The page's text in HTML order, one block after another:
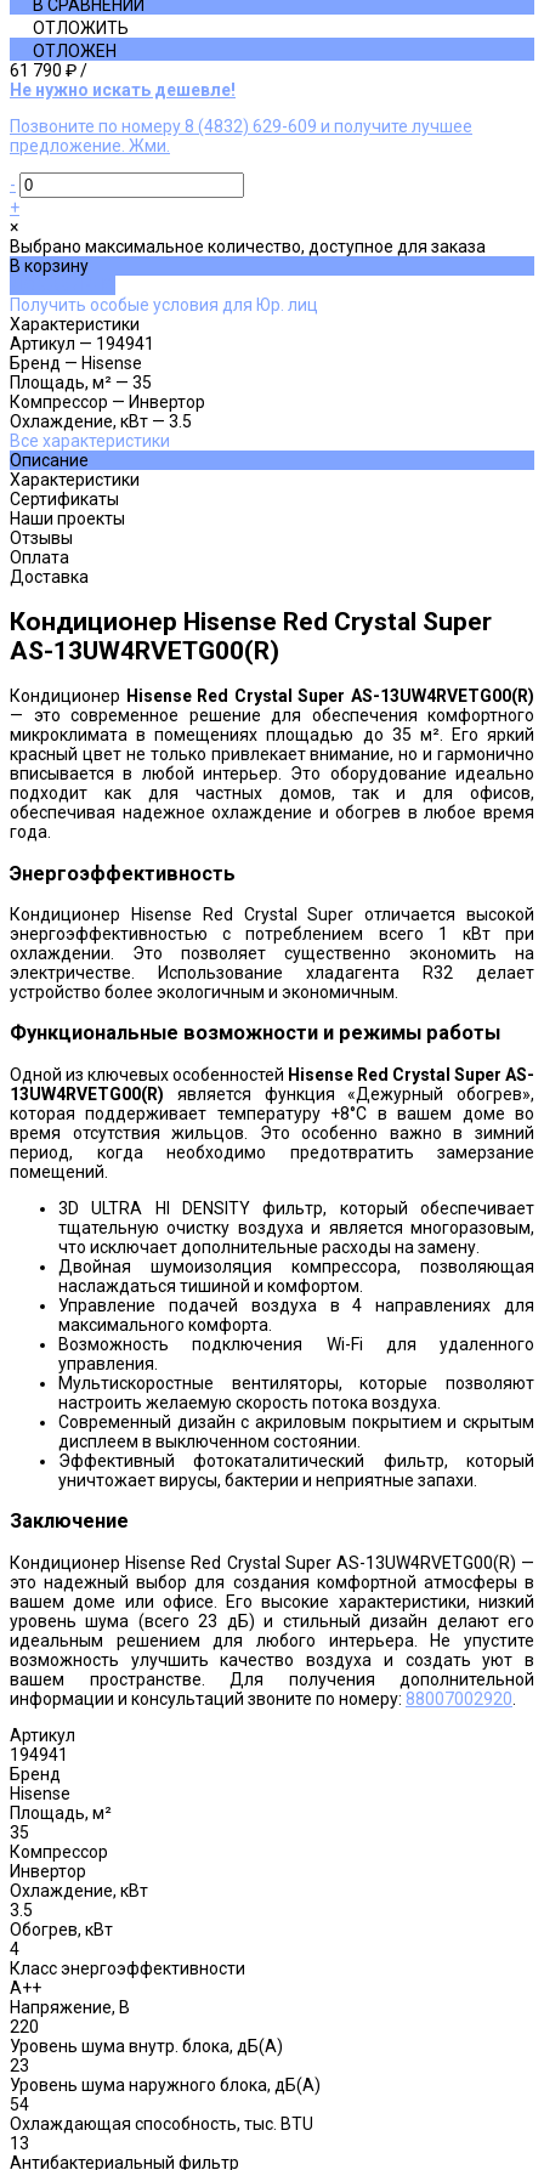
В СРАВНЕНИИ
ОТЛОЖИТЬ
ОТЛОЖЕН
61 790 ₽/
Не нужно искать дешевле!
Позвоните по номеру 8 (4832) 629-609 и получите лучшее
предложение. Жми.
-
+
×
Выбрано максимальное количество, доступное для заказа
В корзину
Получить особые условия для Юр. лиц
Характеристики
Артикул — 194941
Бренд — Hisense
Площадь, м² — 35
Компрессор — Инвертор
Охлаждение, кВт — 3.5
Все характеристики
Описание
Характеристики
Сертификаты
Наши проекты
Отзывы
Оплата
Доставка
Кондиционер Hisense Red Crystal Super
AS-13UW4RVETG00(R)
Кондиционер Hisense Red Crystal Super AS-13UW4RVETG00(R)
— это современное решение для обеспечения комфортного
микроклимата в помещениях площадью до 35 м². Его яркий
красный цвет не только привлекает внимание, но и гармонично
вписывается в любой интерьер. Это оборудование идеально
подходит как для частных домов, так и для офисов,
обеспечивая надежное охлаждение и обогрев в любое время
года.
Энергоэффективность
Кондиционер Hisense Red Crystal Super отличается высокой
энергоэффективностью с потреблением всего 1 кВт при
охлаждении. Это позволяет существенно экономить на
электричестве. Использование хладагента R32 делает
устройство более экологичным и экономичным.
Функциональные возможности и режимы работы
Одной из ключевых особенностей Hisense Red Crystal Super AS-
13UW4RVETG00(R) является функция «Дежурный обогрев»,
которая поддерживает температуру +8°C в вашем доме во
время отсутствия жильцов. Это особенно важно в зимний
период, когда необходимо предотвратить замерзание
помещений.
3D ULTRA HI DENSITY фильтр, который обеспечивает
тщательную очистку воздуха и является многоразовым,
что исключает дополнительные расходы на замену.
Двойная шумоизоляция компрессора, позволяющая
наслаждаться тишиной и комфортом.
Управление подачей воздуха в 4 направлениях для
максимального комфорта.
Возможность подключения Wi-Fi для удаленного
управления.
Мультискоростные вентиляторы, которые позволяют
настроить желаемую скорость потока воздуха.
Современный дизайн с акриловым покрытием и скрытым
дисплеем в выключенном состоянии.
Эффективный фотокаталитический фильтр, который
уничтожает вирусы, бактерии и неприятные запахи.
Заключение
Кондиционер Hisense Red Crystal Super AS-13UW4RVETG00(R) —
это надежный выбор для создания комфортной атмосферы в
вашем доме или офисе. Его высокие характеристики, низкий
уровень шума (всего 23 дБ) и стильный дизайн делают его
идеальным решением для любого интерьера. Не упустите
возможность улучшить качество воздуха и создать уют в
вашем пространстве. Для получения дополнительной
информации и консультаций звоните по номеру: 88007002920
Артикул
194941
Бренд
Hisense
Площадь, м²
35
Компрессор
Инвертор
Охлаждение, кВт
3.5
Обогрев, кВт
4
Класс энергоэффективности
A++
Напряжение, В
220
Уровень шума внутр. блока, дБ(А)
23
Уровень шума наружного блока, дБ(A)
54
Охлаждающая способность, тыс. BTU
13
Антибактериальный фильтр